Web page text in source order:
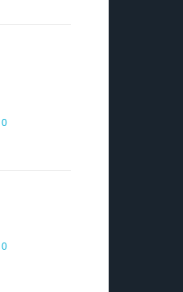
0
0